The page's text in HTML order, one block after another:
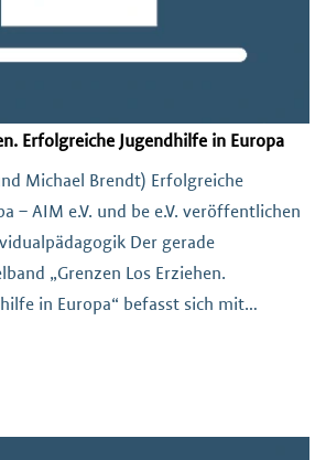
Erfolgreiche Jugendhilfe in Europa
Michael Brendt) Erfolgreiche
– AIM e.V. und be e.V. veröffentlichen
Der gerade
„Grenzen Los Erziehen.
in Europa“ befasst sich mit
über Grenzen hinweg und